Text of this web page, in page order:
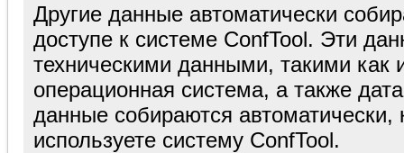
Другие данные автоматически
доступе к системе ConfTool. Эти
техническими данными, такими как
операционная система, а также
данные собираются автоматически,
используете систему ConfTool.